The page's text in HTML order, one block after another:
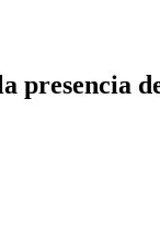
presencia